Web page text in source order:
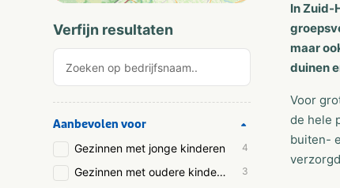
Verfijn resultaten
Aanbevolen voor
Gezinnen met jonge kinderen 4
Gezinnen met oudere kinderen 3
In Zuid-
maar
duinen
Voor
de hele
buiten-